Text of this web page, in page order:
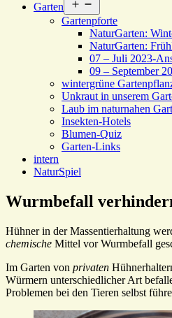
Garten
öffnen
Gartenpforte
NaturGarten:
NaturGarten:
07 – Juli 2023-
09 – September
wintergrüne
Unkraut in unserem
Laub im naturnahen
Insekten-Hotels
Blumen-Quiz
Garten-Links
intern
NaturSpiel
Wurmbefall
Hühner in der Massentierhaltung
chemische Mittel vor Wurmbefall
Im Garten von privaten
Würmern unterschiedlicher Art
Problemen bei den Tieren selbst